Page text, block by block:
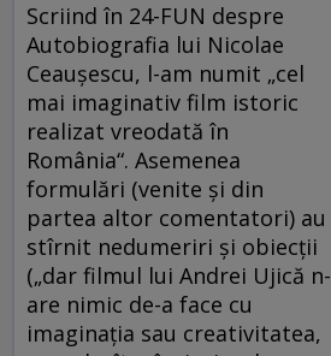
Scriind în 24-FUN despre
Autobiografia lui Nicolae
Ceauşescu, l-am numit „cel
mai imaginativ film istoric
realizat vreodată în
România“. Asemenea
formulări (venite şi din
partea altor comentatori) au
stîrnit nedumeriri şi obiecţii
(„dar filmul lui Andrei Ujică n-
are nimic de-a face cu
imaginaţia sau creativitatea,